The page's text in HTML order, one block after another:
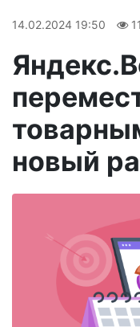
14.02.2024 19:50
новый